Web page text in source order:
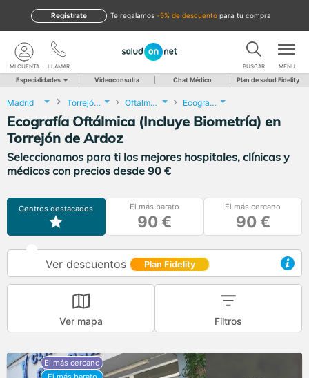
te regalamos -5% de descuento para tu compra
Regístrate
LLAMAR
MI CUENTA BUSCAR MENU
Especialidades Videoconsulta Chat Médico Plan de salud Fidelity
Madrid Torrejón de Ardoz Oftalmología Ecografía Oftálmica (Incluye Biometría)
Ecografía Oftálmica (Incluye Biometría) en
Torrejón de Ardoz
Seleccionamos para ti los mejores hospitales, clínicas y
médicos con precios desde 90 €
Centros destacados El más barato
90 €
El más cercano
90 €
Ver descuentos Plan Fidelity
Ver mapa Filtros